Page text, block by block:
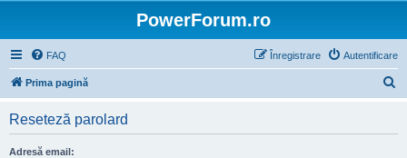
PowerForum.ro
FAQ Autentificare
Înregistrare
Prima pagină
Reseteză parolard
Adresă email: